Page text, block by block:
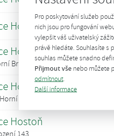
Pro poskytování služeb
nich jsou pro fungování
vylepšit váš uživatelský
právě hledáte. Souhlasíte s
souhlas můžete snadno
Přijmout vše nebo můžete
odmítnout.
Další informace
Hořátev
Horní Bradlo
Bradlo
Horní Dubňany
Dubňany
Hostoň
143